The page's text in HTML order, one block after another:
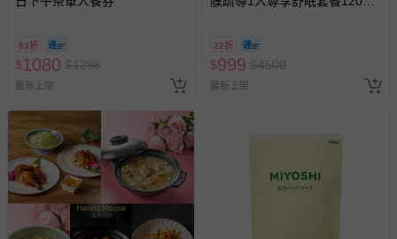
83折
$1080 $1298
最新上架
22折
$999 $4500
最新上架